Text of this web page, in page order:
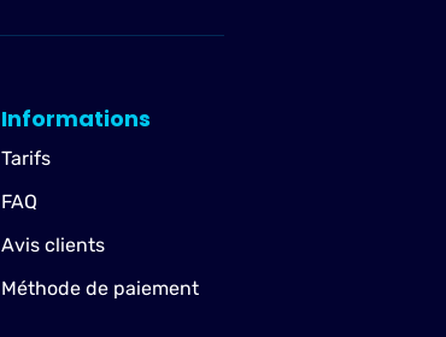
Informations
Tarifs
FAQ
Avis clients
Méthode de paiement